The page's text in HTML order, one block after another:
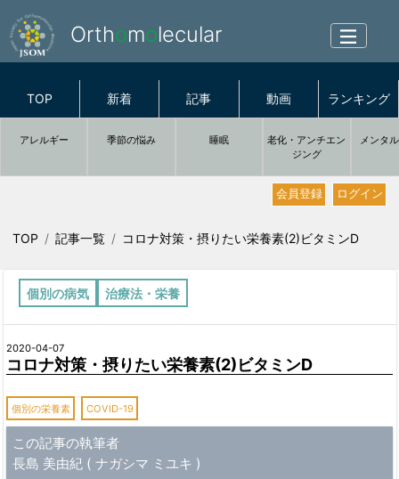
Orthomolecular
TOP 新着 記事 動画 ランキング
アレルギー 季節の悩み 睡眠
老化・アンチエン
ジング
メンタ
ログイン
会員登録
TOP 記事一覧 コロナ対策・摂りたい栄養素(2)ビタミンD
個別の病気 治療法・栄養
2020-04-07
コロナ対策・摂りたい栄養素(2)ビタミンD
個別の栄養素 COVID-19
この記事の執筆者
長島 美由紀 ( ナガシマ ミユキ )